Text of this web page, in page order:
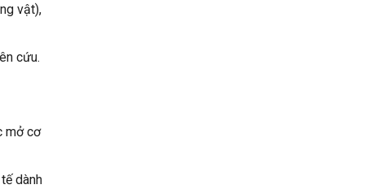
vật),
cứu.
mở cơ
dành